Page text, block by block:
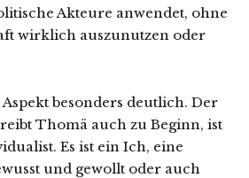
Akteure anwendet, ohne
wirklich auszunutzen oder
besonders deutlich. Der
Thomä auch zu Beginn, ist
Es ist ein Ich, eine
und gewollt oder auch